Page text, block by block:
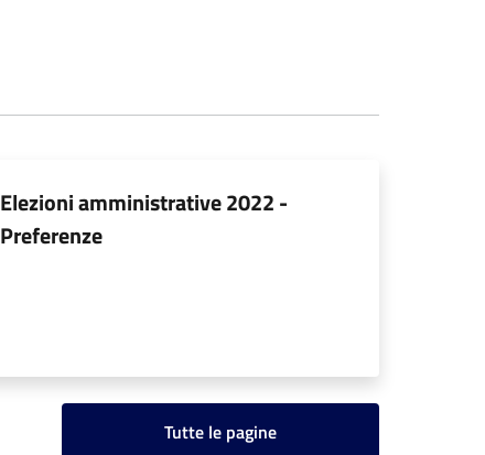
Elezioni amministrative 2022 -
Preferenze
Tutte le pagine